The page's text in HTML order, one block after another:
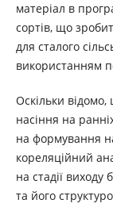
матеріал в
сортів, що
для сталого
використанням
Оскільки
насіння на
на формування
кореляційний
на стадії виходу
та його